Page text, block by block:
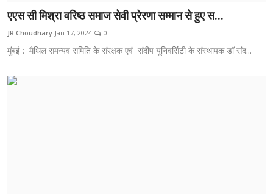
एएस सी मिश्रा वरिष्ठ समाज सेवी प्रेरणा सम्मान से हुए स...
JR Choudhary Jan 17, 2024 0
मुंबई : मैथिल समन्यव समिति के संरक्षक एवं संदीप यूनिवर्सिटी के संस्थापक डॉ संद...